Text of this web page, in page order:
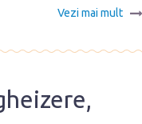
Vezi mai mult